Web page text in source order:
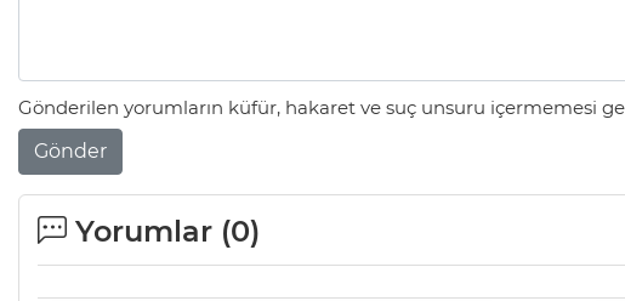
Gönderilen yorumların küfür, hakaret ve suç unsuru içermemesi
Gönder
Yorumlar (0)